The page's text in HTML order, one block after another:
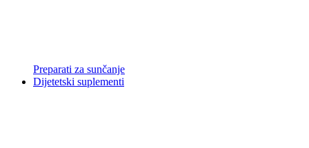
Preparati za sunčanje
Dijetetski suplementi